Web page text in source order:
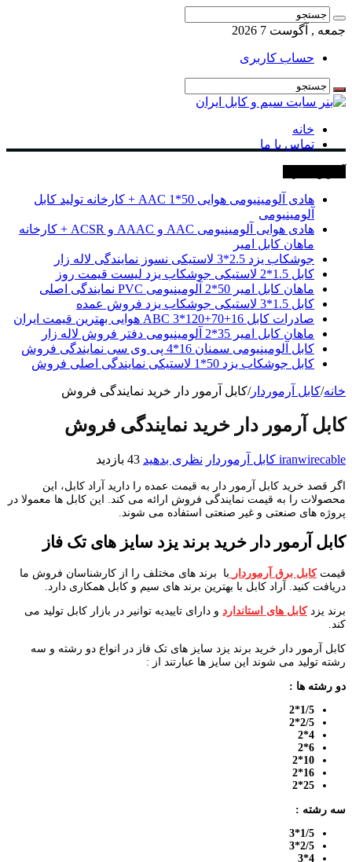
جمعه , آگوست 7 2026
حساب کاربری
خانه
تماس با ما
هادی آلومینیومی هوایی 50*1 AAC + کارخانه تولید کابل
آلومینیومی
هادی هوایی آلومینیومی AAC و AAAC و ACSR + کارخانه
ماهان کابل امیر
جوشکاب یزد 2.5*3 لاستیکی نسوز نمایندگی لاله زار
کابل 1.5*2 لاستیکی جوشکاب یزد لیست قیمت روز
ماهان کابل امیر 50*2 آلومینیومی PVC نمایندگی اصلی
کابل 1.5*3 لاستیکی جوشکاب یزد فروش عمده
صادرات کابل 16+70+120*3 ABC هوایی بهترین قیمت ایران
ماهان کابل امیر 35*2 آلومینیومی دفتر فروش لاله زار
کابل آلومینیومی سمنان 16*4 پی وی سی نمایندگی فروش
کابل جوشکاب یزد 50*1 لاستیکی نمایندگی اصلی فروش
خانه/کابل آرموردار/کابل آرمور دار خرید نمایندگی فروش
کابل آرمور دار خرید نمایندگی فروش
iranwirecable کابل آرموردار نظری بدهید 43 بازدید
اگر قصد خرید کابل آرمور دار به قیمت عمده را دارید آراد کابل، این
محصولات را به قیمت نمایندگی فروش ارائه می کند. این کابل ها معمولا در
پروژه های صنعتی و غیر صنعتی استفاده می شوند.
کابل آرمور دار خرید برند یزد سایز های تک فاز
قیمتکابل برق آرموردار با برند های مختلف را از کارشناسان فروش ما
دریافت کنید. آراد کابل با بهترین برند های سیم و کابل همکاری دارد.
برند یزدکابل های استاندارد و دارای تاییدیه توانیر در بازار کابل تولید می
کند.
کابل آرمور دار خرید برند یزد سایز های تک فاز در انواع دو رشته و سه
رشته تولید می شوند این سایز ها عبارتند از :
دو رشته ها :
1/5*2
2/5*2
4*2
6*2
10*2
16*2
25*2
سه رشته :
1/5*3
2/5*3
4*3